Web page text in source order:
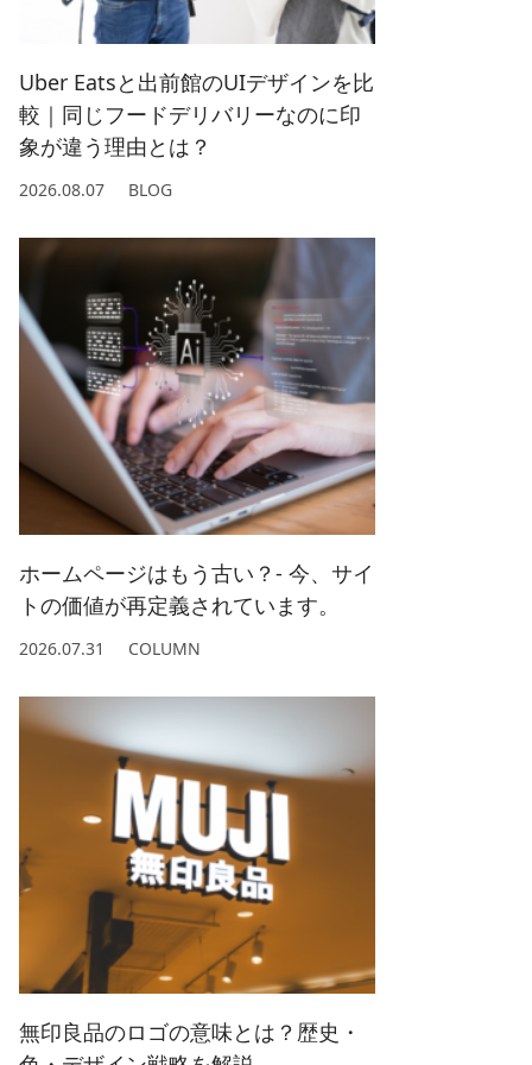
2021/ 2 (4)
Uber Eatsと出前館のUIデザインを比
較｜同じフードデリバリーなのに印
象が違う理由とは？
2026.08.07 BLOG
ホームページはもう古い？- 今、サイ
トの価値が再定義されています。
2026.07.31 COLUMN
無印良品のロゴの意味とは？歴史・